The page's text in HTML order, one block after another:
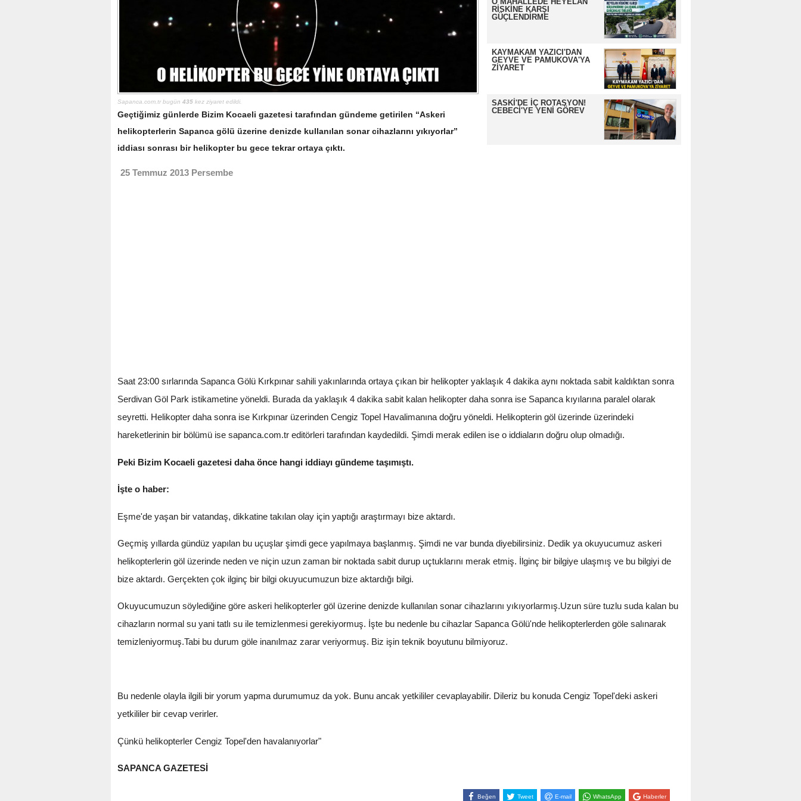
RİSKİNE KARŞI
GÜÇLENDİRME
KAYMAKAM YAZICI'DAN
GEYVE VE PAMUKOVA'YA
ZİYARET
SASKİ'DE İÇ ROTASYON!
CEBECİ'YE YENİ GÖREV
Sapanca.com.tr bugün 435kez ziyaret edildi.
Geçtiğimiz günlerde Bizim Kocaeli gazetesi tarafından gündeme getirilen “Askeri
helikopterlerin Sapanca gölü üzerine denizde kullanılan sonar cihazlarını yıkıyorlar”
iddiası sonrası bir helikopter bu gece tekrar ortaya çıktı.
25 Temmuz 2013 Persembe
Saat 23:00 sırlarında Sapanca Gölü Kırkpınar sahili yakınlarında ortaya çıkan bir helikopter yaklaşık 4 dakika aynı noktada sabit kaldıktan sonra
Serdivan Göl Park istikametine yöneldi. Burada da yaklaşık 4 dakika sabit kalan helikopter daha sonra ise Sapanca kıyılarına paralel olarak
seyretti. Helikopter daha sonra ise Kırkpınar üzerinden Cengiz Topel Havalimanına doğru yöneldi. Helikopterin göl üzerinde üzerindeki
hareketlerinin bir bölümü ise sapanca.com.tr editörleri tarafından kaydedildi. Şimdi merak edilen ise o iddiaların doğru olup olmadığı.
Peki Bizim Kocaeli gazetesi daha önce hangi iddiayı gündeme taşımıştı.
İşte o haber:
Eşme'de yaşan bir vatandaş, dikkatine takılan olay için yaptığı araştırmayı bize aktardı.
Geçmiş yıllarda gündüz yapılan bu uçuşlar şimdi gece yapılmaya başlanmış. Şimdi ne var bunda diyebilirsiniz. Dedik ya okuyucumuz askeri
helikopterlerin göl üzerinde neden ve niçin uzun zaman bir noktada sabit durup uçtuklarını merak etmiş. İlginç bir bilgiye ulaşmış ve bu bilgiyi de
bize aktardı. Gerçekten çok ilginç bir bilgi okuyucumuzun bize aktardığı bilgi.
Okuyucumuzun söylediğine göre askeri helikopterler göl üzerine denizde kullanılan sonar cihazlarını yıkıyorlarmış.Uzun süre tuzlu suda kalan bu
cihazların normal su yani tatlı su ile temizlenmesi gerekiyormuş. İşte bu nedenle bu cihazlar Sapanca Gölü'nde helikopterlerden göle salınarak
temizleniyormuş.Tabi bu durum göle inanılmaz zarar veriyormuş. Biz işin teknik boyutunu bilmiyoruz.
Bu nedenle olayla ilgili bir yorum yapma durumumuz da yok. Bunu ancak yetkililer cevaplayabilir. Dileriz bu konuda Cengiz Topel'deki askeri
yetkililer bir cevap verirler.
Çünkü helikopterler Cengiz Topel'den havalanıyorlar"
SAPANCA GAZETESİ
Beğen Tweet E-mail WhatsApp Haberler